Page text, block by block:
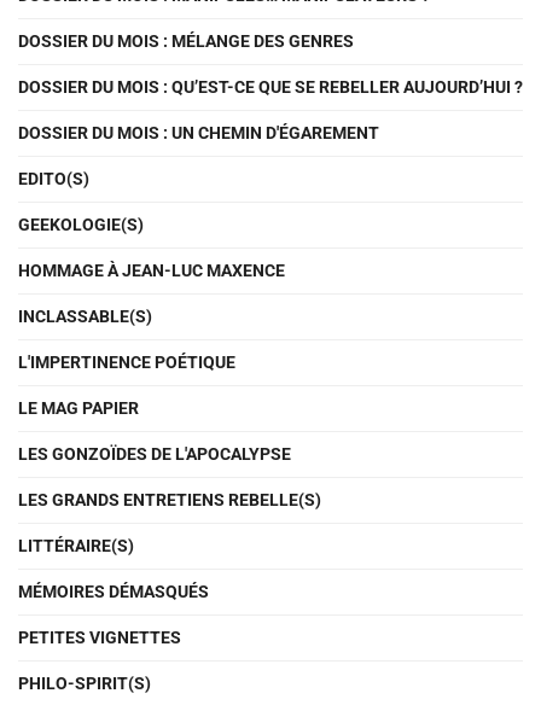
DOSSIER DU MOIS : MÉLANGE DES GENRES
DOSSIER DU MOIS : QU’EST-CE QUE SE REBELLER AUJOURD’HUI ?
DOSSIER DU MOIS : UN CHEMIN D'ÉGAREMENT
EDITO(S)
GEEKOLOGIE(S)
HOMMAGE À JEAN-LUC MAXENCE
INCLASSABLE(S)
L'IMPERTINENCE POÉTIQUE
LE MAG PAPIER
LES GONZOÏDES DE L'APOCALYPSE
LES GRANDS ENTRETIENS REBELLE(S)
LITTÉRAIRE(S)
MÉMOIRES DÉMASQUÉS
PETITES VIGNETTES
PHILO-SPIRIT(S)